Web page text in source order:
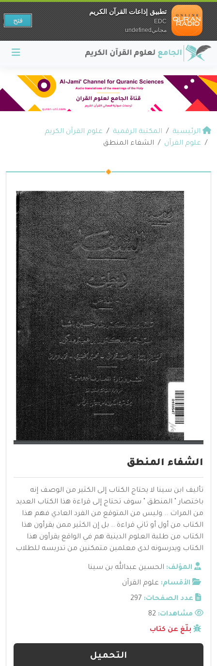
الرئيسية المكتبة الرقمية
علوم القرآن الكريم
علوم القرآن
الشفاء المنطق
الشفاء المنطق
تأليف ابن سينا لا يحتاج الكتاب إلى الكثير من الوصف إنه
باختصار " المنطق " سوف تحتاج إلى قراءة هذا الكتاب العديد
من المرات .. وليس من المتوقع من الفرد العادي فهم هذا
الكتاب من أول أو ثاني قراءة .. بل إن الكثير ممن يقرأون هذا
الكتاب من طلبة العلوم الدينية هم في الواقع يقرأون هذا
الكتاب ويدرسونه لدى معلمين متمكنين من تدريسه للطلاب
المؤلف: الحسين عبدالله بن سينا
الأقسام: علوم القرآن
عدد الصفحات: 297
مشاهدات:
بلّغ عن كتاب
التحميل
تطبيق إذاعات القرآن الكريم
EDC
مجانيundefined
فتح